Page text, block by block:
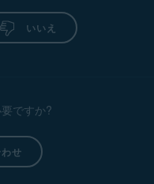
いいえ
ですか?
せ